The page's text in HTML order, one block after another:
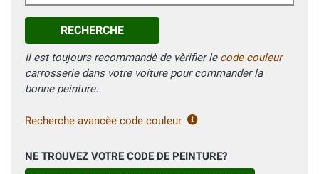
RECHERCHE
Il est toujours recommandè de vèrifier le code couleur
carrosserie dans votre voiture pour commander la
bonne peinture.
Recherche avancèe code couleur
NE TROUVEZ VOTRE CODE DE PEINTURE?